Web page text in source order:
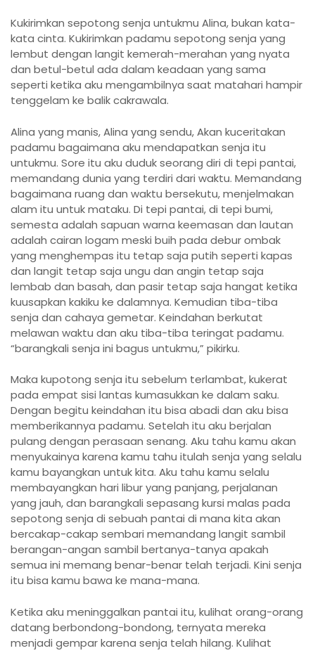
Kukirimkan sepotong senja untukmu Alina, bukan kata-
kata cinta. Kukirimkan padamu sepotong senja yang
lembut dengan langit kemerah-merahan yang nyata
dan betul-betul ada dalam keadaan yang sama
seperti ketika aku mengambilnya saat matahari hampir
tenggelam ke balik cakrawala.
Alina yang manis, Alina yang sendu, Akan kuceritakan
padamu bagaimana aku mendapatkan senja itu
untukmu. Sore itu aku duduk seorang diri di tepi pantai,
memandang dunia yang terdiri dari waktu. Memandang
bagaimana ruang dan waktu bersekutu, menjelmakan
alam itu untuk mataku. Di tepi pantai, di tepi bumi,
semesta adalah sapuan warna keemasan dan lautan
adalah cairan logam meski buih pada debur ombak
yang menghempas itu tetap saja putih seperti kapas
dan langit tetap saja ungu dan angin tetap saja
lembab dan basah, dan pasir tetap saja hangat ketika
kuusapkan kakiku ke dalamnya. Kemudian tiba-tiba
senja dan cahaya gemetar. Keindahan berkutat
melawan waktu dan aku tiba-tiba teringat padamu.
“barangkali senja ini bagus untukmu,” pikirku.
Maka kupotong senja itu sebelum terlambat, kukerat
pada empat sisi lantas kumasukkan ke dalam saku.
Dengan begitu keindahan itu bisa abadi dan aku bisa
memberikannya padamu. Setelah itu aku berjalan
pulang dengan perasaan senang. Aku tahu kamu akan
menyukainya karena kamu tahu itulah senja yang selalu
kamu bayangkan untuk kita. Aku tahu kamu selalu
membayangkan hari libur yang panjang, perjalanan
yang jauh, dan barangkali sepasang kursi malas pada
sepotong senja di sebuah pantai di mana kita akan
bercakap-cakap sembari memandang langit sambil
berangan-angan sambil bertanya-tanya apakah
semua ini memang benar-benar telah terjadi. Kini senja
itu bisa kamu bawa ke mana-mana.
Ketika aku meninggalkan pantai itu, kulihat orang-orang
datang berbondong-bondong, ternyata mereka
menjadi gempar karena senja telah hilang. Kulihat